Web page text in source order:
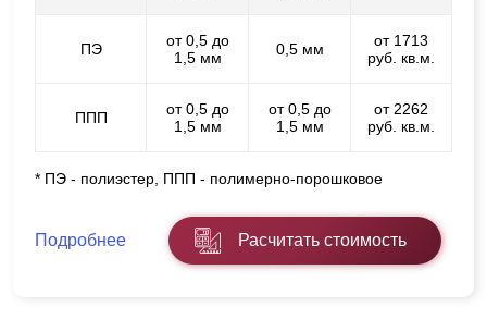
ПЭ
от 0,5 до
1,5 мм
0,5 мм
от 1713
руб. кв.м.
ППП
от 0,5 до
1,5 мм
от 0,5 до
1,5 мм
от 2262
руб. кв.м.
* ПЭ - полиэстер, ППП - полимерно-порошковое
Подробнее Расчитать стоимость